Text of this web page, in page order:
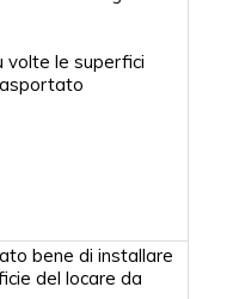
volte le superfici
bene di installare
del locare da